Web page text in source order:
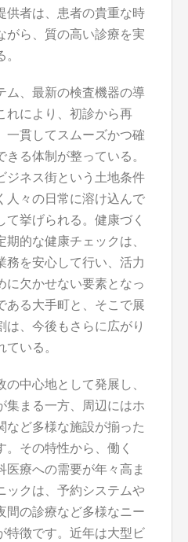
供者は、患者の貴重な時
がら、質の高い診療を実
ム、最新の検査機器の導
れにより、初診から再
一貫してスムーズかつ確
る体制が整っている。
ジネス街という土地条件
人々の日常に溶け込んで
挙げられる。健康づく
的な健康チェックは、
務を安心して行い、活力
に欠かせない要素となっ
ある大手町と、そこで展
は、今後もさらに広がり
いる。
中心地として発展し、
集まる一方、周辺にはホ
など多様な施設が揃った
その特性から、働く
医療への需要が年々高ま
ックは、予約システムや
間の診療など多様なニー
特徴です。近年は大型ビ